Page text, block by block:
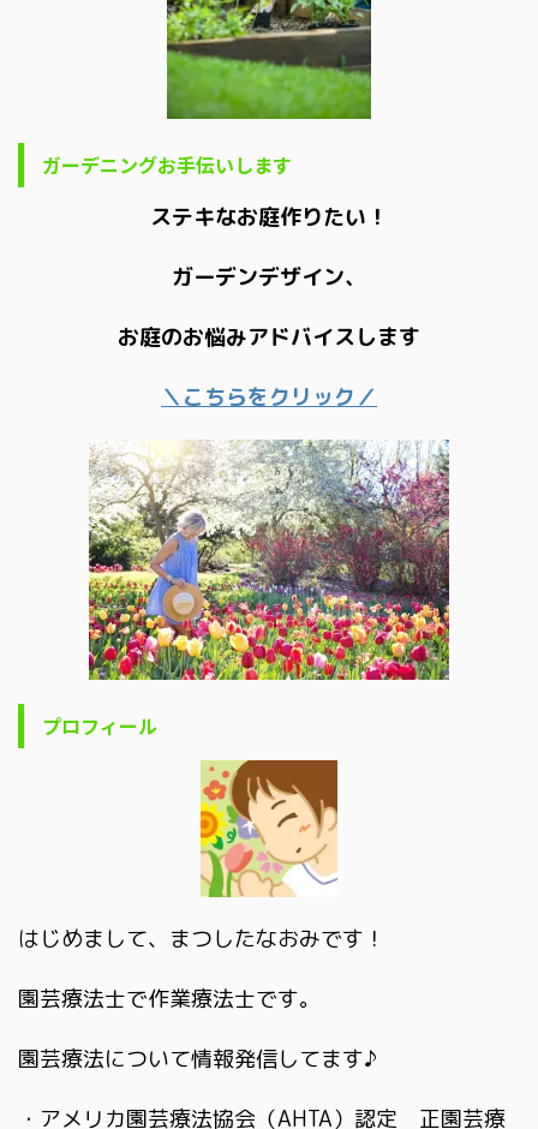
ガーデニングお手伝いします
ステキなお庭作りたい！
ガーデンデザイン、
お庭のお悩みアドバイスします
＼こちらをクリック／
プロフィール
はじめまして、まつしたなおみです！
園芸療法士で作業療法士です。
園芸療法について情報発信してます♪
・アメリカ園芸療法協会（AHTA）認定 正園芸療